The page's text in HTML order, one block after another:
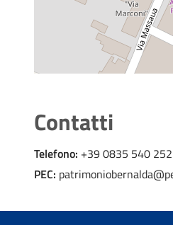
Contatti
Telefono: +39 0835 540 252
PEC: